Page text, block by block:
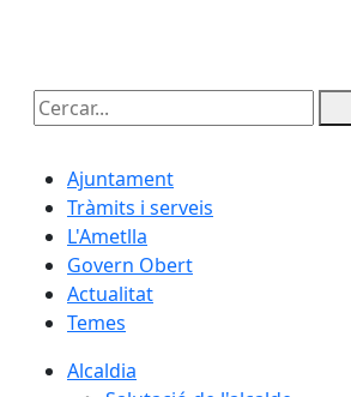
Cercar:
Ajuntament
Tràmits i serveis
L'Ametlla
Govern Obert
Actualitat
Temes
Alcaldia